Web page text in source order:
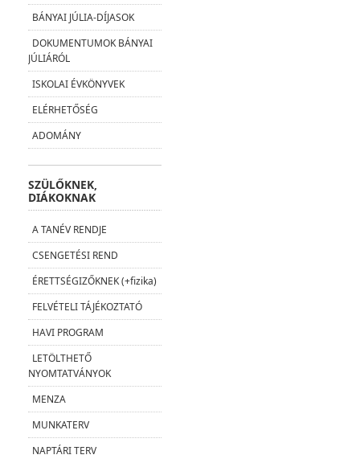
BÁNYAI JÚLIA-DÍJASOK
DOKUMENTUMOK BÁNYAI
JÚLIÁRÓL
ISKOLAI ÉVKÖNYVEK
ELÉRHETŐSÉG
ADOMÁNY
SZÜLŐKNEK,
DIÁKOKNAK
A TANÉV RENDJE
CSENGETÉSI REND
ÉRETTSÉGIZŐKNEK (+fizika)
FELVÉTELI TÁJÉKOZTATÓ
HAVI PROGRAM
LETÖLTHETŐ
NYOMTATVÁNYOK
MENZA
MUNKATERV
NAPTÁRI TERV